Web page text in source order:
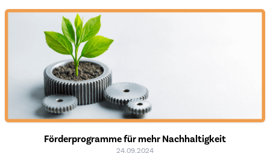
Förderprogramme für mehr Nachhaltigkeit
24.09.2024